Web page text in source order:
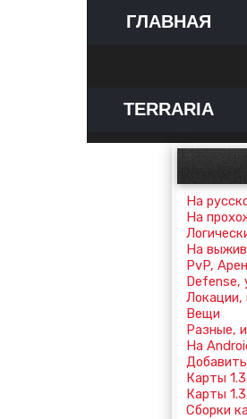
ГЛАВНАЯ
TERRARIA
На
На
На
PvP,
Defense,
Локации,
Вещи
Разные,
На
Карты
Карты
Сборки